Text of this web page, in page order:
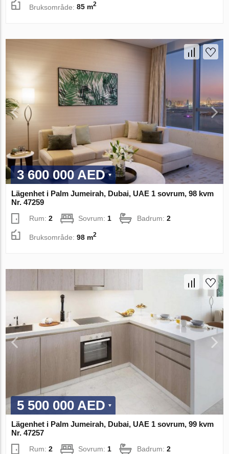
Bruksområde:85 m2
3 600 000 AED
Lägenhet i Palm Jumeirah, Dubai, UAE 1 sovrum, 98 kvm
Nr. 47259
Rum:2 Sovrum:1 Badrum:2
Bruksområde:98 m2
5 500 000 AED
Lägenhet i Palm Jumeirah, Dubai, UAE 1 sovrum, 99 kvm
Nr. 47257
Rum:2 Sovrum: 1 Badrum:2